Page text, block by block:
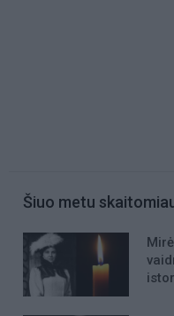
Šiuo metu